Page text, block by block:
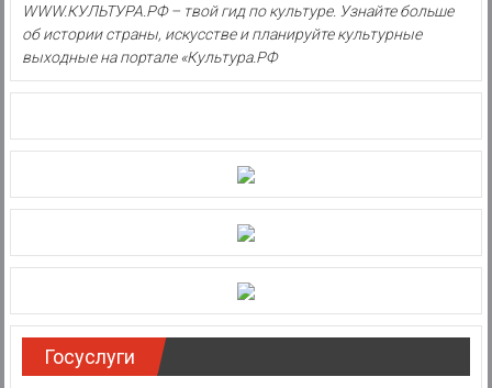
WWW.КУЛЬТУРА.РФ – твой гид по культуре. Узнайте больше
об истории страны, искусстве и планируйте культурные
выходные на портале «Культура.РФ
Госуслуги